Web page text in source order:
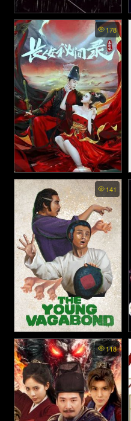
Hidden Tides 12 Hours of
Terror พากย์ไทย - สายน้ำลับ
12 ชั่วโมงหลอน (2025)
178
A Love Story of Assassin -
เนี่ยยิ่นเหนียง ความลับของ
ฉางอัน (2024)
141
The Young Vagabond - ไอ้
หนุ่มหมัดขอทาน (1985)118